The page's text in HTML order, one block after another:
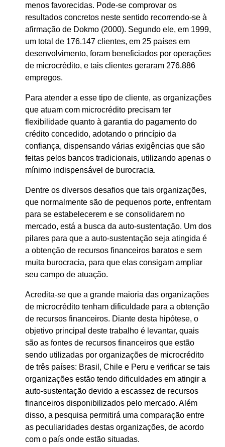
menos favorecidas. Pode-se comprovar os
resultados concretos neste sentido recorrendo-se à
afirmação de Dokmo (2000). Segundo ele, em 1999,
um total de 176.147 clientes, em 25 países em
desenvolvimento, foram beneficiados por operações
de microcrédito, e tais clientes geraram 276.886
empregos.
Para atender a esse tipo de cliente, as organizações
que atuam com microcrédito precisam ter
flexibilidade quanto à garantia do pagamento do
crédito concedido, adotando o princípio da
confiança, dispensando várias exigências que são
feitas pelos bancos tradicionais, utilizando apenas o
mínimo indispensável de burocracia.
Dentre os diversos desafios que tais organizações,
que normalmente são de pequenos porte, enfrentam
para se estabelecerem e se consolidarem no
mercado, está a busca da auto-sustentação. Um dos
pilares para que a auto-sustentação seja atingida é
a obtenção de recursos financeiros baratos e sem
muita burocracia, para que elas consigam ampliar
seu campo de atuação.
Acredita-se que a grande maioria das organizações
de microcrédito tenham dificuldade para a obtenção
de recursos financeiros. Diante desta hipótese, o
objetivo principal deste trabalho é levantar, quais
são as fontes de recursos financeiros que estão
sendo utilizadas por organizações de microcrédito
de três países: Brasil, Chile e Peru e verificar se tais
organizações estão tendo dificuldades em atingir a
auto-sustentação devido a escassez de recursos
financeiros disponibilizados pelo mercado. Além
disso, a pesquisa permitirá uma comparação entre
as peculiaridades destas organizações, de acordo
com o país onde estão situadas.